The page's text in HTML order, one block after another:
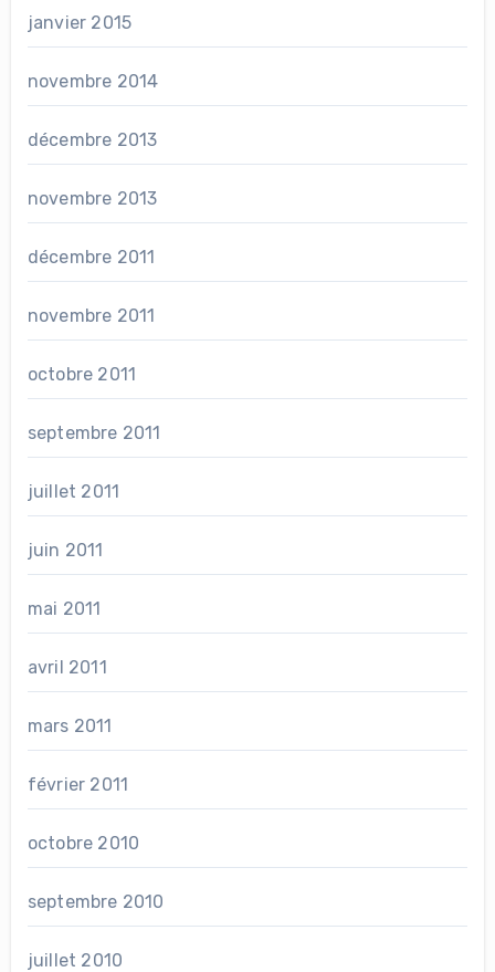
janvier 2015
novembre 2014
décembre 2013
novembre 2013
décembre 2011
novembre 2011
octobre 2011
septembre 2011
juillet 2011
juin 2011
mai 2011
avril 2011
mars 2011
février 2011
octobre 2010
septembre 2010
juillet 2010